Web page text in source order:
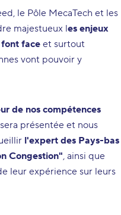
le Pôle MecaTech et les
majestueux les enjeux
font face et surtout
vont pouvoir y
de nos compétences
présentée et nous
l'expert des Pays-bas
Congestion", ainsi que
leur expérience sur leurs